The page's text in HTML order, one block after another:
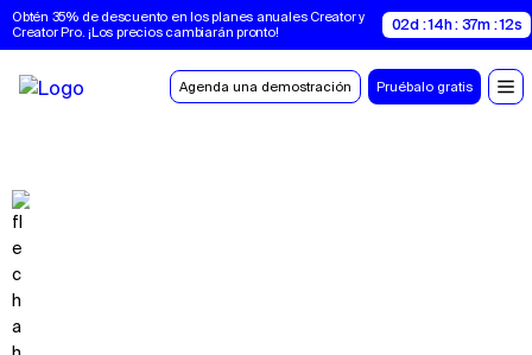
Obtén 35% de descuento en los planes anuales Creator y
Creator Pro. ¡Los precios cambiarán pronto!
02d : 14h : 37m : 11s
Agenda una demostración Pruébalo gratis